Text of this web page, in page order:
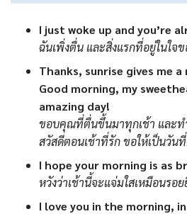
I just woke up and you’re
ฉันเพิ่งตื่น และสิ่งแรกที่อยู่ในใจ
Thanks, sunrise gives me
Good morning, my
amazing day!
ขอบคุณที่ตื่นขึ้นมาทุกเช้า และท
สวัสดีตอนเช้าที่รัก ขอให้เป็นวัน
I hope your morning is as
หวังว่าเช้านี้จะแจ่มใสเหมือนรอ
I love you in the morning,